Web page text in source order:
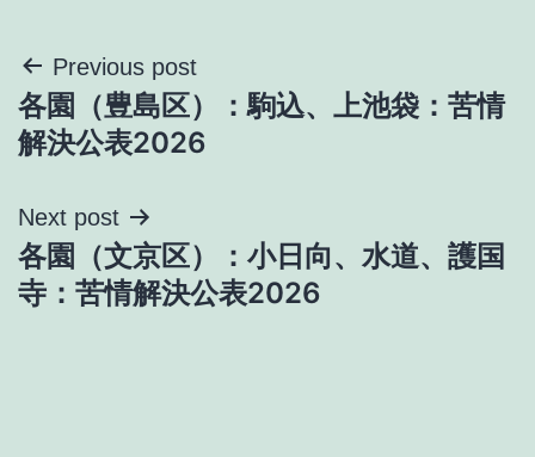
投
稿
ビ
ゲ
Previous post
各園（豊島区）：駒込、上池袋：苦情
解決公表2026
Next post
各園（文京区）：小日向、水道、護国
寺：苦情解決公表2026